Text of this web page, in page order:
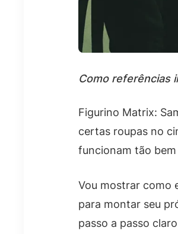
Como referências
Figurino Matrix:
certas roupas no
funcionam tão
Vou mostrar como
para montar seu
passo a passo